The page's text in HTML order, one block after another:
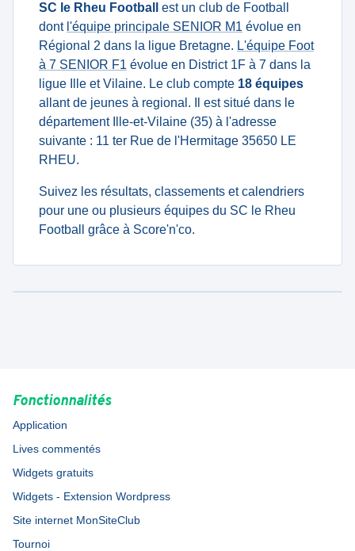
SC le Rheu Football
est un club de Football
dont l'équipe principale SENIOR M1 évolue en
Régional 2 dans la ligue Bretagne. L'équipe Foot
à 7 SENIOR F1 évolue en District 1F à 7 dans la
ligue Ille et Vilaine. Le club compte 18 équipes
allant de jeunes à regional. Il est situé dans le
département Ille-et-Vilaine (35) à l'adresse
suivante : 11 ter Rue de l'Hermitage 35650 LE
RHEU.
Suivez les résultats, classements et calendriers
pour une ou plusieurs équipes du SC le Rheu
Football grâce à Score'n'co.
Fonctionnalités
Application
Lives commentés
Widgets gratuits
Widgets - Extension Wordpress
Site internet MonSiteClub
Tournoi